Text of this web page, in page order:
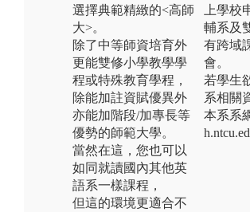
選擇典範精緻的<高師
大>。
除了中等師資培育外
更能雙修小學教學學
程或特殊教育學程，
除能加註資賦優異外
亦能加階段/加專長等
優勢的師範大學。
當然在這，您也可以
如同就讀國內其他英
語系一樣課程，
但這的環境更適合不
上學校
輔系及
有跨域
會。
若學生
系相關
本系系